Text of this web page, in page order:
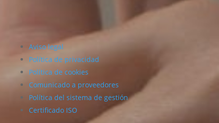
Aviso legal
Política de privacidad
Política de cookies
Comunicado a proveedores
Política del sistema de gestión
Certificado ISO